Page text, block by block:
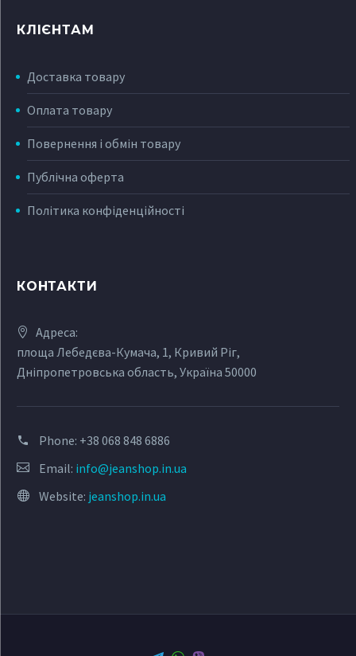
КЛІЄНТАМ
Доставка товару
Оплата товару
Повернення і обмін товару
Публічна оферта
Політика конфіденційності
КОНТАКТИ
Адреса:
площа Лебедєва-Кумача, 1, Кривий Ріг,
Дніпропетровська область, Україна 50000
Phone: +38 068 848 6886
Email: info@jeanshop.in.ua
Website: jeanshop.in.ua